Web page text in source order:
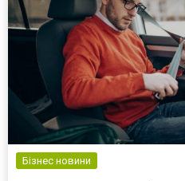
Бізнес новини